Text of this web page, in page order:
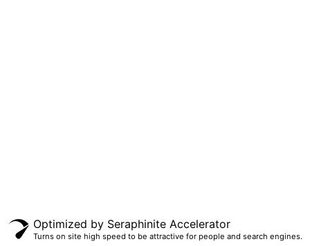
Optimized by Seraphinite Accelerator
Turns on site high speed to be attractive for people and search engines.